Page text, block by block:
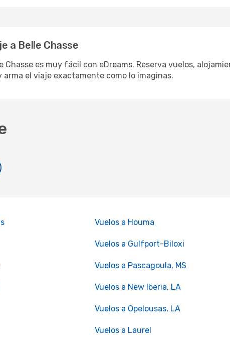
a Belle Chasse
Chasse es muy fácil con eDreams. Reserva vuelos,
el viaje exactamente como lo imaginas.
Vuelos a Houma
Vuelos a Gulfport-Biloxi
Vuelos a Pascagoula, MS
Vuelos a New Iberia, LA
Vuelos a Opelousas, LA
Vuelos a Laurel